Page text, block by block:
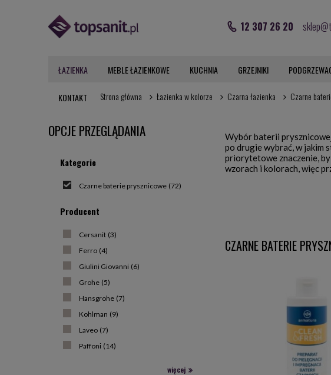
12 307 26 20
ŁAZIENKA MEBLE ŁAZIENKOWE KUCHNIA GRZEJNIKI
KONTAKT Strona główna Łazienka w kolorze Czarna łazienka Czarne
OPCJE PRZEGLĄDANIA
Kategorie
Czarne baterie prysznicowe (72)
Producent
Cersanit (3)
Ferro (4)
Giulini Giovanni (6)
Grohe (5)
Hansgrohe (7)
Kohlman (9)
Laveo (7)
Paffoni (14)
więcej
Wybór baterii
po drugie wybrać, w jakim
priorytetowe znaczenie,
wzorach i kolorach, więc
CZARNE BATERIE